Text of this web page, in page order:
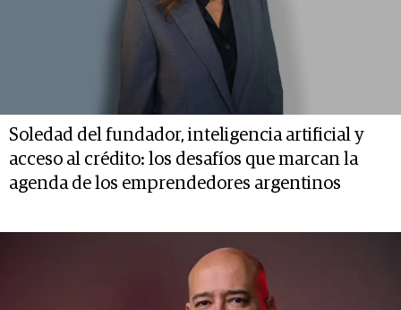
Soledad del fundador, inteligencia artificial y
acceso al crédito: los desafíos que marcan la
agenda de los emprendedores argentinos